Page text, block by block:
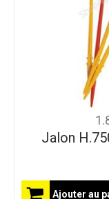
Jalon
Ajouter au